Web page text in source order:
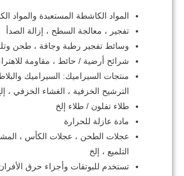
المواد الكاشطة المستعبدة والمواد
تفجير ، معالجة السطح ، إزالة الصدأ
وسائط تفجير رطبة وجافة ، طحن
شرائح أرضية / حائط ، مقاومة
منتجات السيراميك: السيراميك
الترشيح الخزفية ، الغشاء الخزفي ،
طلاء تفلون / طلاء إلخ
مادة عازلة للحرارة
عجلات الطحن ، عجلات الكأس ،
التلميع ، إلخ
تستخدم للبوتقات وأجزاء حرق